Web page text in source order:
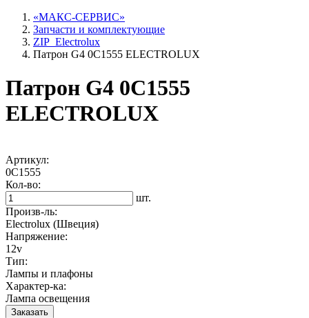
«МАКС-СЕРВИС»
Запчасти и комплектующие
ZIP_Electrolux
Патрон G4 0C1555 ELECTROLUX
Патрон G4 0C1555
ELECTROLUX
Артикул:
0C1555
Кол-во:
шт.
Произв-ль:
Electrolux (Швеция)
Напряжение:
12v
Тип:
Лампы и плафоны
Характер-ка:
Лампа освещения
Заказать